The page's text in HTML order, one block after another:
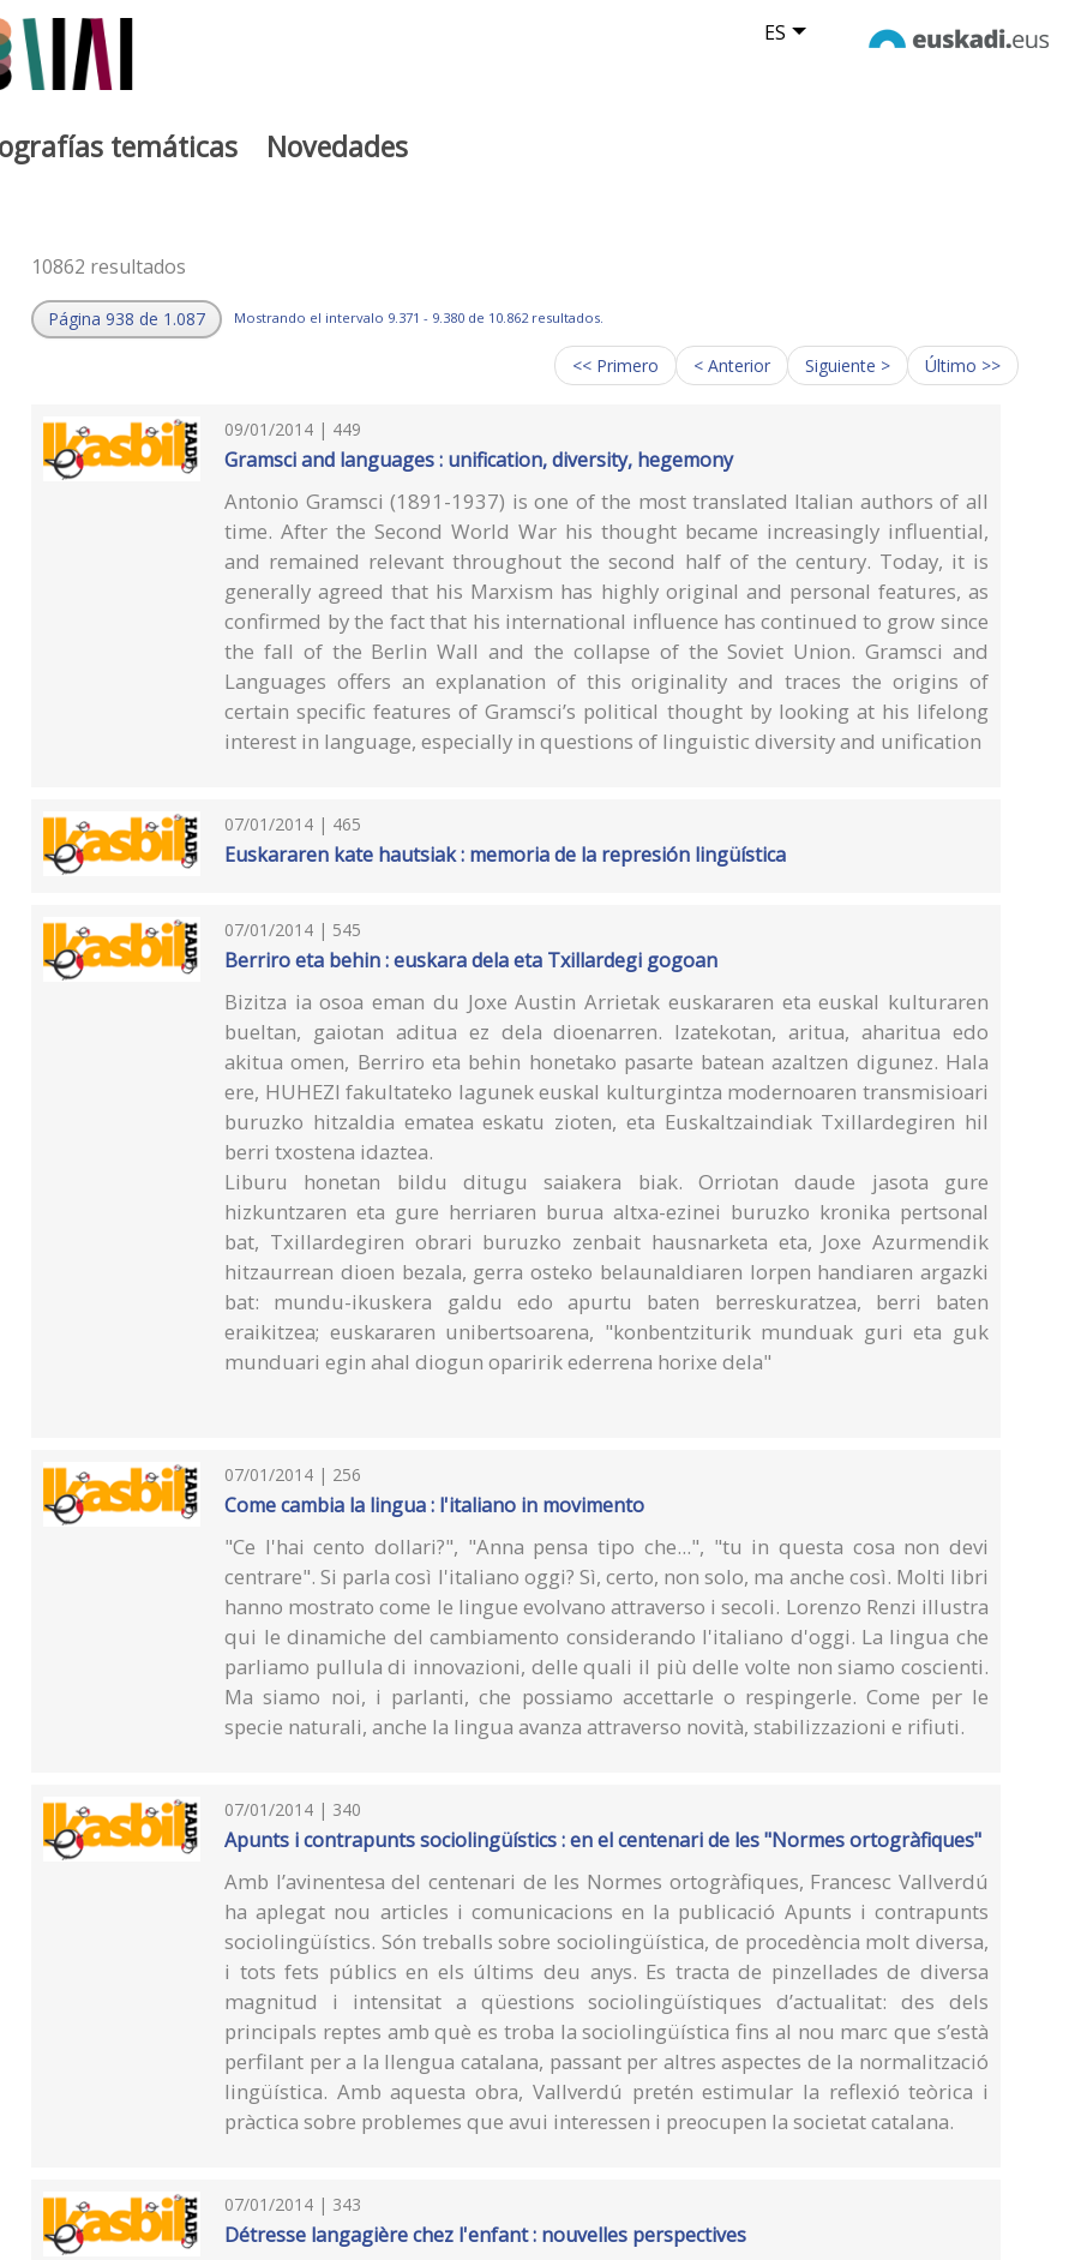
ES
temáticas Novedades
10862 resultados
Página 938 de 1.087 Mostrando el intervalo 9.371 - 9.380 de 10.862 resultados.
<< Primero < Anterior Siguiente > Último >>
09/01/2014 | 449
Gramsci and languages : unification, diversity, hegemony
Antonio Gramsci (1891-1937) is one of the most translated Italian authors of all
time. After the Second World War his thought became increasingly influential,
and remained relevant throughout the second half of the century. Today, it is
generally agreed that his Marxism has highly original and personal features, as
confirmed by the fact that his international influence has continued to grow since
the fall of the Berlin Wall and the collapse of the Soviet Union. Gramsci and
Languages offers an explanation of this originality and traces the origins of
certain specific features of Gramsci’s political thought by looking at his lifelong
interest in language, especially in questions of linguistic diversity and unification
07/01/2014 | 465
Euskararen kate hautsiak : memoria de la represión lingüística
07/01/2014 | 545
Berriro eta behin : euskara dela eta Txillardegi gogoan
Bizitza ia osoa eman du Joxe Austin Arrietak euskararen eta euskal kulturaren
bueltan, gaiotan aditua ez dela dioenarren. Izatekotan, aritua, aharitua edo
akitua omen, Berriro eta behin honetako pasarte batean azaltzen digunez. Hala
ere, HUHEZI fakultateko lagunek euskal kulturgintza modernoaren transmisioari
buruzko hitzaldia ematea eskatu zioten, eta Euskaltzaindiak Txillardegiren hil
berri txostena idaztea.
Liburu honetan bildu ditugu saiakera biak. Orriotan daude jasota gure
hizkuntzaren eta gure herriaren burua altxa-ezinei buruzko kronika pertsonal
bat, Txillardegiren obrari buruzko zenbait hausnarketa eta, Joxe Azurmendik
hitzaurrean dioen bezala, gerra osteko belaunaldiaren lorpen handiaren argazki
bat: mundu-ikuskera galdu edo apurtu baten berreskuratzea, berri baten
eraikitzea; euskararen unibertsoarena, "konbentziturik munduak guri eta guk
munduari egin ahal diogun oparirik ederrena horixe dela"
07/01/2014 | 256
Come cambia la lingua : l'italiano in movimento
"Ce l'hai cento dollari?", "Anna pensa tipo che...", "tu in questa cosa non devi
centrare". Si parla così l'italiano oggi? Sì, certo, non solo, ma anche così. Molti libri
hanno mostrato come le lingue evolvano attraverso i secoli. Lorenzo Renzi illustra
qui le dinamiche del cambiamento considerando l'italiano d'oggi. La lingua che
parliamo pullula di innovazioni, delle quali il più delle volte non siamo coscienti.
Ma siamo noi, i parlanti, che possiamo accettarle o respingerle. Come per le
specie naturali, anche la lingua avanza attraverso novità, stabilizzazioni e rifiuti.
07/01/2014 | 340
Apunts i contrapunts sociolingüístics : en el centenari de les "Normes ortogràfiques"
Amb l’avinentesa del centenari de les Normes ortogràfiques, Francesc Vallverdú
ha aplegat nou articles i comunicacions en la publicació Apunts i contrapunts
sociolingüístics. Són treballs sobre sociolingüística, de procedència molt diversa,
i tots fets públics en els últims deu anys. Es tracta de pinzellades de diversa
magnitud i intensitat a qüestions sociolingüístiques d’actualitat: des dels
principals reptes amb què es troba la sociolingüística fins al nou marc que s’està
perfilant per a la llengua catalana, passant per altres aspectes de la normalització
lingüística. Amb aquesta obra, Vallverdú pretén estimular la reflexió teòrica i
pràctica sobre problemes que avui interessen i preocupen la societat catalana.
07/01/2014 | 343
Détresse langagière chez l'enfant : nouvelles perspectives